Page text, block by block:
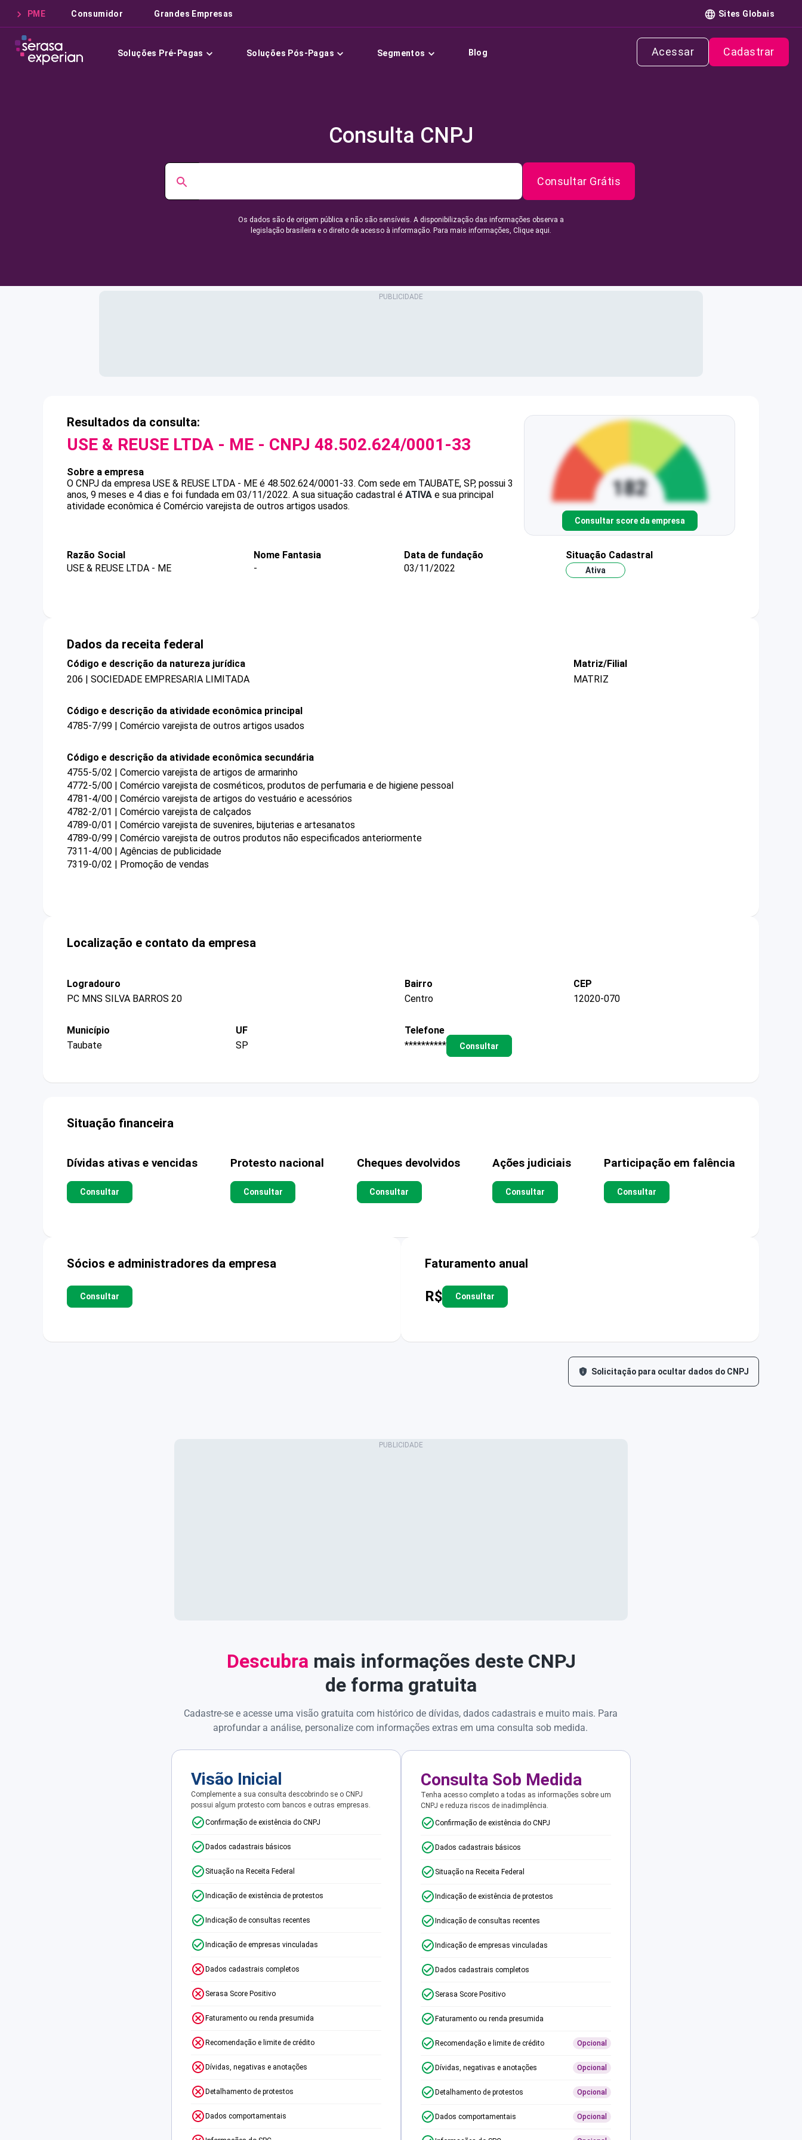
PME Consumidor Grandes Empresas Sites Globais
Soluções Pré-Pagas Soluções Pós-Pagas Segmentos Blog Acessar Cadastrar
Consulta CNPJ
Consultar Grátis
Os dados são de origem pública e não são sensíveis. A disponibilização das informações observa a
legislação brasileira e o direito de acesso à informação. Para mais informações, Clique aqui.
Resultados da consulta:
USE & REUSE LTDA - ME - CNPJ 48.502.624/0001-33
Sobre a empresa
O CNPJ da empresa USE & REUSE LTDA - ME é 48.502.624/0001-33. Com sede em TAUBATE, SP, possui 3
anos, 9 meses e 4 dias e foi fundada em 03/11/2022. A sua situação cadastral é ATIVA e sua principal
atividade econômica é Comércio varejista de outros artigos usados.
Consultar score da empresa
Razão Social
USE & REUSE LTDA - ME
Nome Fantasia
-
Data de fundação
03/11/2022
Situação Cadastral
Ativa
Dados da receita federal
Código e descrição da natureza jurídica
206 | SOCIEDADE EMPRESARIA LIMITADA
Matriz/Filial
MATRIZ
Código e descrição da atividade econômica principal
4785-7/99 | Comércio varejista de outros artigos usados
Código e descrição da atividade econômica secundária
4755-5/02 | Comercio varejista de artigos de armarinho
4772-5/00 | Comércio varejista de cosméticos, produtos de perfumaria e de higiene pessoal
4781-4/00 | Comércio varejista de artigos do vestuário e acessórios
4782-2/01 | Comércio varejista de calçados
4789-0/01 | Comércio varejista de suvenires, bijuterias e artesanatos
4789-0/99 | Comércio varejista de outros produtos não especificados anteriormente
7311-4/00 | Agências de publicidade
7319-0/02 | Promoção de vendas
Localização e contato da empresa
Logradouro
PC MNS SILVA BARROS 20
Bairro
Centro
CEP
12020-070
Município
Taubate
UF
SP
Telefone
**********
Consultar
Situação financeira
Dívidas ativas e vencidas
Consultar
Protesto nacional
Consultar
Cheques devolvidos
Consultar
Ações judiciais
Consultar
Participação em falência
Consultar
Sócios e administradores da empresa
Consultar
Faturamento anual
R$ Consultar
Solicitação para ocultar dados do CNPJ
Descubra mais informações deste CNPJ
de forma gratuita
Cadastre-se e acesse uma visão gratuita com histórico de dívidas, dados cadastrais e muito mais. Para
aprofundar a análise, personalize com informações extras em uma consulta sob medida.
Visão Inicial
Complemente a sua consulta descobrindo se o CNPJ
possui algum protesto com bancos e outras empresas.
Confirmação de existência do CNPJ
Dados cadastrais básicos
Situação na Receita Federal
Indicação de existência de protestos
Indicação de consultas recentes
Indicação de empresas vinculadas
Dados cadastrais completos
Serasa Score Positivo
Faturamento ou renda presumida
Recomendação e limite de crédito
Dívidas, negativas e anotações
Detalhamento de protestos
Dados comportamentais
Consulta Sob Medida
Tenha acesso completo a todas as informações sobre um
CNPJ e reduza riscos de inadimplência.
Confirmação de existência do CNPJ
Dados cadastrais básicos
Situação na Receita Federal
Indicação de existência de protestos
Indicação de consultas recentes
Indicação de empresas vinculadas
Dados cadastrais completos
Serasa Score Positivo
Faturamento ou renda presumida
Recomendação e limite de crédito Opcional
Dívidas, negativas e anotações Opcional
Detalhamento de protestos Opcional
Dados comportamentais Opcional